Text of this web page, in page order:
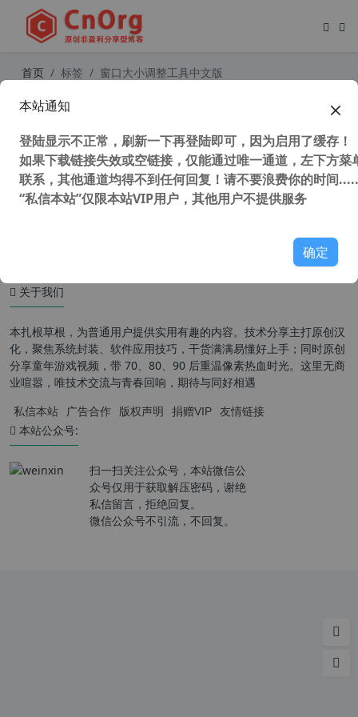
首页 标签 窗口大小调整工具中文版
关于我们
本扎根草根，为普通用户提供实用有趣的内容。技术分享主打原创汉
化，聚焦系统封装、软件应用技巧，干货满满易懂好上手；同时原创
分享童年游戏视频，带 70、80、90 后重温像素热血时光。这里无商
业喧嚣，唯技术交流与青春回响，期待与同好相遇
私信本站 广告合作 版权声明 捐赠VIP 友情链接
本站公众号:
扫一扫关注公众号，本站微信公
众号仅用于获取解压密码，谢绝
私信留言，拒绝回复。
微信公众号不引流，不回复。
本站通知
登陆显示不正常，刷新一下再登陆即可，因为启用了缓存！
如果下载链接失效或空链接，仅能通过唯一通道，左下方菜
联系，其他通道均得不到任何回复！请不要浪费你的时间
“私信本站”仅限本站VIP用户，其他用户不提供服务
确定